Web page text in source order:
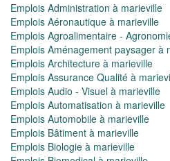
Emplois Administration à marieville
Emplois Aéronautique à marieville
Emplois Agroalimentaire -
Emplois Aménagement paysager à
Emplois Architecture à marieville
Emplois Assurance Qualité à
Emplois Audio - Visuel à marieville
Emplois Automatisation à marieville
Emplois Automobile à marieville
Emplois Bâtiment à marieville
Emplois Biologie à marieville